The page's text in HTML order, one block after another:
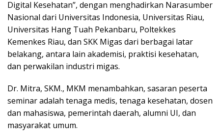
Digital Kesehatan”, dengan menghadirkan Narasumber
Nasional dari Universitas Indonesia, Universitas Riau,
Universitas Hang Tuah Pekanbaru, Poltekkes
Kemenkes Riau, dan SKK Migas dari berbagai latar
belakang, antara lain akademisi, praktisi kesehatan,
dan perwakilan industri migas.
Dr. Mitra, SKM., MKM menambahkan, sasaran peserta
seminar adalah tenaga medis, tenaga kesehatan, dosen
dan mahasiswa, pemerintah daerah, alumni UI, dan
masyarakat umum.